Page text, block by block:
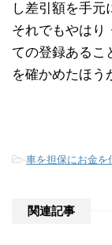
し差引額を手元
それでもやはり
ての登録あるこ
を確かめたほう
-車を担保にお金を
関連記事